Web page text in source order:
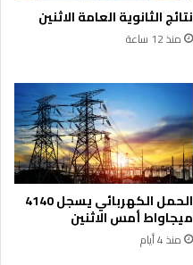
نتائج الثانوية العامة الاثنين
منذ 12 ساعة
الحمل الكهربائي يسجل 4140
ميجاواط أمس الاثنين
منذ 4 أيام